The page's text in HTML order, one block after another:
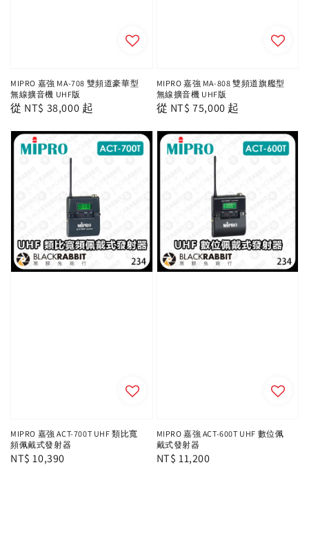
MIPRO 嘉強 MA-708 雙頻道豪華型
無線擴音機 UHF版
Regular
從 NT$ 38,000 起
MIPRO 嘉強 MA-808 雙頻道旗艦型
無線擴音機 UHF版
Regular
從 NT$ 75,000 起
MIPRO 嘉強 ACT-700T UHF 類比寬
頻佩戴式發射器
Regular
NT$ 10,390
MIPRO 嘉強 ACT-600T UHF 數位佩
戴式發射器
Regular
NT$ 11,200